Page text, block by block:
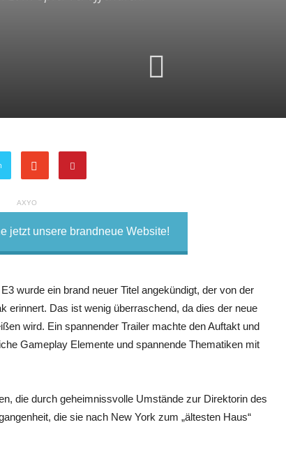
AXYO
jetzt unsere brandneue Website!
wurde ein brand neuer Titel angekündigt, der von der
erinnert. Das ist wenig überraschend, da dies der neue
wird. Ein spannender Trailer machte den Auftakt und
Gameplay Elemente und spannende Thematiken mit
die durch geheimnissvolle Umstände zur Direktorin des
die sie nach New York zum „ältesten Haus“